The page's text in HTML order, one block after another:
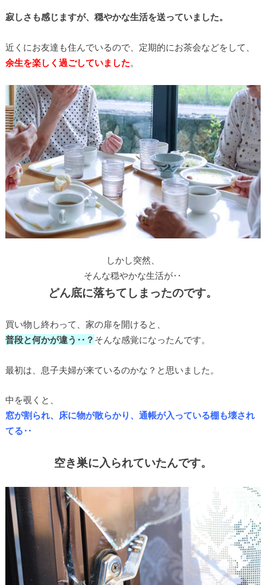
寂しさも感じますが、穏やかな生活を送っていました。
近くにお友達も住んでいるので、定期的にお茶会などをして、
余生を楽しく過ごしていました。
しかし突然、
そんな穏やかな生活が‥
どん底に落ちてしまったのです。
買い物し終わって、家の扉を開けると、
普段と何かが違う‥？ そんな感覚になったんです。
最初は、息子夫婦が来ているのかな？と思いました。
中を覗くと、
窓が割られ、床に物が散らかり、通帳が入っている棚も壊され
てる‥
空き巣に入られていたんです。